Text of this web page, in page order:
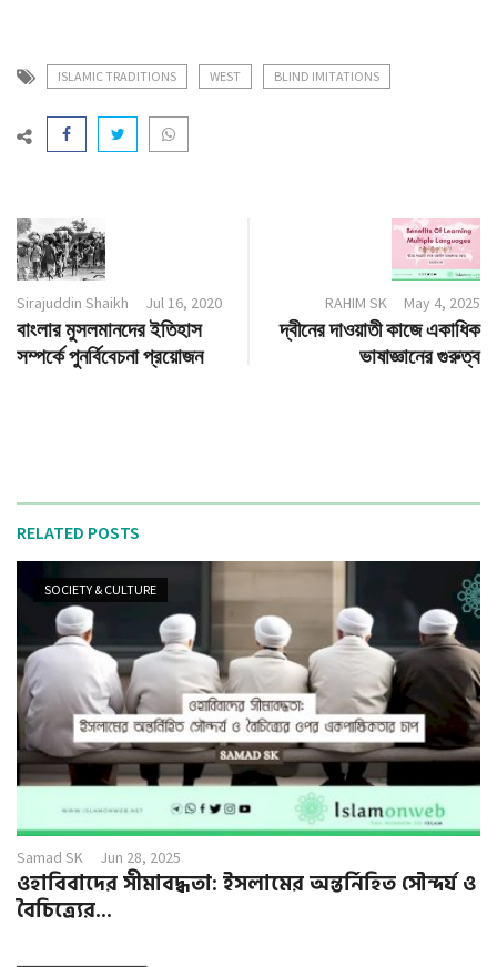
ISLAMIC TRADITIONS WEST BLIND IMITATIONS
Sirajuddin Shaikh Jul 16, 2020
বাংলার মুসলমানদের ইতিহাস
সম্পর্কে পুনর্বিবেচনা প্রয়োজন
RAHIM SK May 4, 2025
দ্বীনের দাওয়াতী কাজে একাধিক
ভাষাজ্ঞানের গুরুত্ব
RELATED POSTS
SOCIETY & CULTURE
Samad SK Jun 28, 2025
ওহাবিবাদের সীমাবদ্ধতা: ইসলামের অন্তর্নিহিত সৌন্দর্য ও
বৈচিত্র্যের...